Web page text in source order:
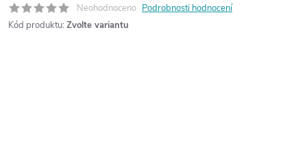
Neohodnoceno Podrobnosti hodnocení
Kód produktu: Zvolte variantu